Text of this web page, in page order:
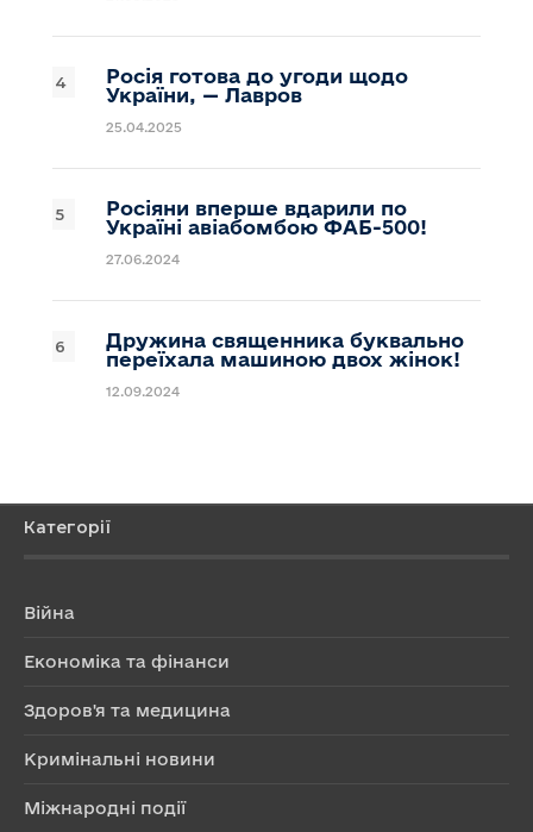
Росія готова до угоди щодо
України, — Лавров
25.04.2025
Росіяни вперше вдарили по
Україні авіабомбою ФАБ-500!
27.06.2024
Дружина священника буквально
переїхала машиною двох жінок!
12.09.2024
Категорії
Війна
Економіка та фінанси
Здоров'я та медицина
Кримінальні новини
Міжнародні події